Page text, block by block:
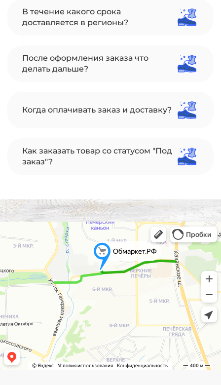
В течение какого срока
доставляется в регионы?
После оформления заказа что
делать дальше?
Когда оплачивать заказ и доставку?
Как заказать товар со статусом "Под
заказ"?